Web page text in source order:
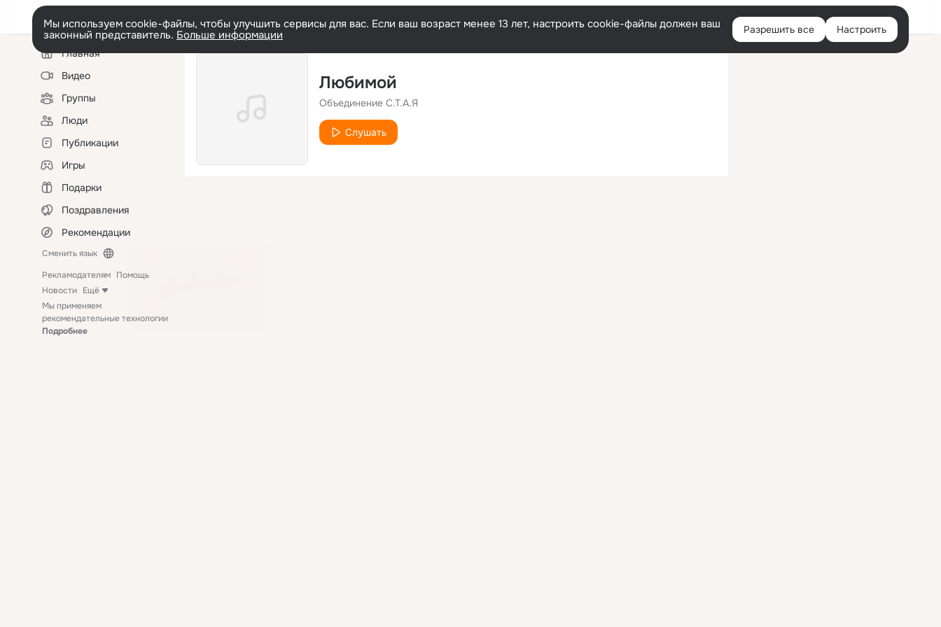
Войти
Мы используем cookie-файлы, чтобы улучшить сервисы для вас. Если ваш возраст менее 13 лет, настроить cookie-файлы должен ваш
законный представитель. Больше информации Разрешить все Настроить
Левая
колонкаГлавная
Видео
Группы
Люди
Публикации
Игры
Подарки
Поздравления
Рекомендации
Сменить язык
Рекламодателям Помощь
Новости Ещё
Мы применяем
рекомендательные технологии
Подробнее
Любимой
Объединение С.Т.А.Я
Слушать